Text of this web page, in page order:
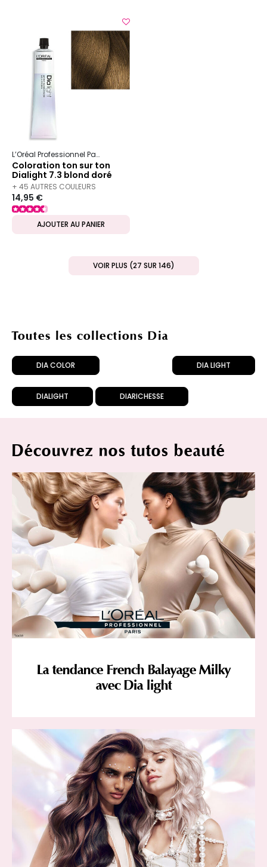
L’Oréal Professionnel Paris
Coloration ton sur ton
Dialight 7.3 blond doré
+ 45 AUTRES COULEURS
DISPONIBLES
14,95 €
AJOUTER AU PANIER
VOIR PLUS (27 SUR 146)
Toutes les collections Dia
DIA COLOR DIA LIGHT
DIALIGHT DIARICHESSE
Découvrez nos tutos beauté
La tendance French Balayage Milky
avec Dia light